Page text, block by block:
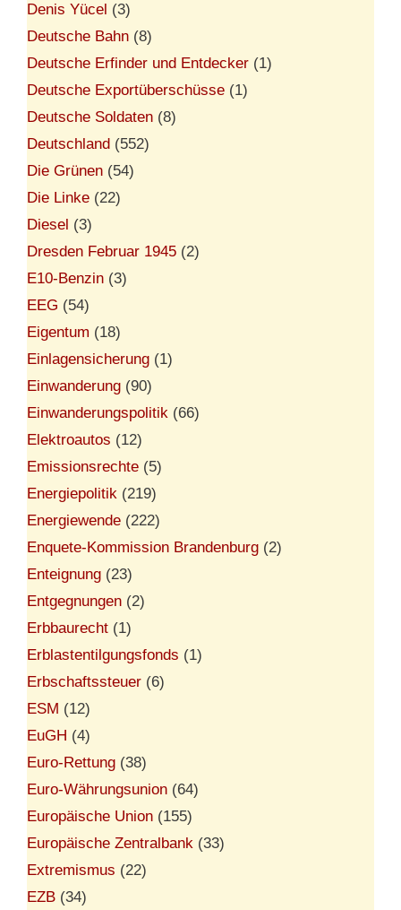
Denis Yücel (3)
Deutsche Bahn (8)
Deutsche Erfinder und Entdecker (1)
Deutsche Exportüberschüsse (1)
Deutsche Soldaten (8)
Deutschland (552)
Die Grünen (54)
Die Linke (22)
Diesel (3)
Dresden Februar 1945 (2)
E10-Benzin (3)
EEG (54)
Eigentum (18)
Einlagensicherung (1)
Einwanderung (90)
Einwanderungspolitik (66)
Elektroautos (12)
Emissionsrechte (5)
Energiepolitik (219)
Energiewende (222)
Enquete-Kommission Brandenburg (2)
Enteignung (23)
Entgegnungen (2)
Erbbaurecht (1)
Erblastentilgungsfonds (1)
Erbschaftssteuer (6)
ESM (12)
EuGH (4)
Euro-Rettung (38)
Euro-Währungsunion (64)
Europäische Union (155)
Europäische Zentralbank (33)
Extremismus (22)
EZB (34)